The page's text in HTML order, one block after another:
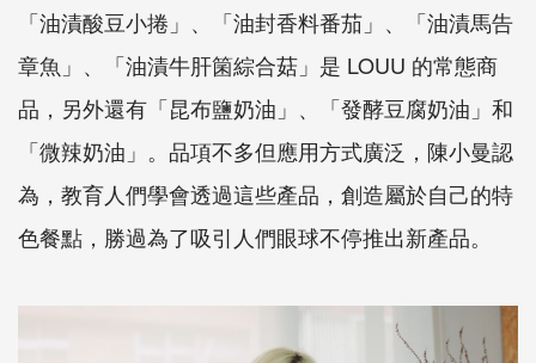
「油漬酸豆小捲」、「油封香料番茄」、「油漬馬告
章魚」、「油漬牛肝箘綜合菇」是 LOUU 的常態商
品，另外還有「昆布鹽奶油」、「發酵豆腐奶油」和
「微辣奶油」。品項不多但應用方式廣泛，陳小曼認
為，教育人們學會透過這些產品，創造屬於自己的特
色餐點，勝過為了吸引人們眼球不停推出新產品。